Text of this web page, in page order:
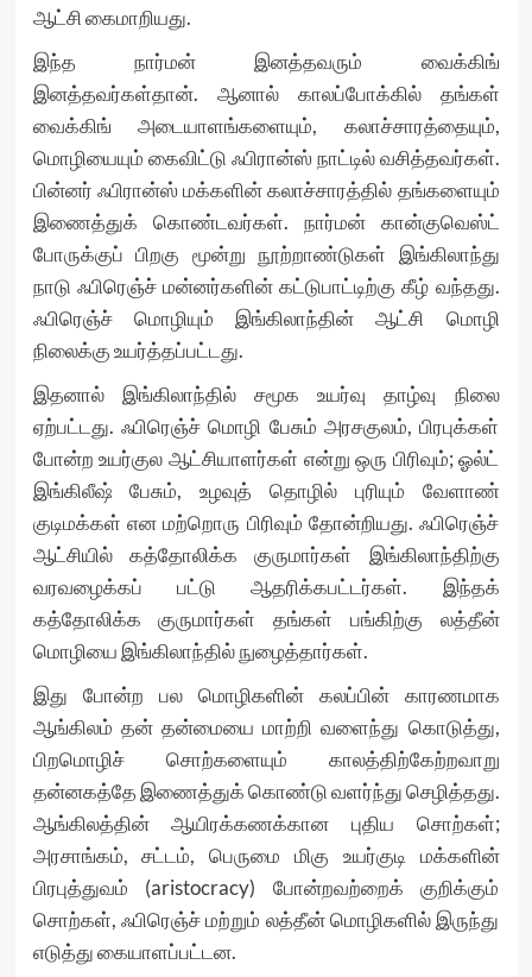
ஆட்சி கைமாறியது.
இந்த நார்மன் இனத்தவரும் வைக்கிங்
இனத்தவர்கள்தான். ஆனால் காலப்போக்கில் தங்கள்
வைக்கிங் அடையாளங்களையும், கலாச்சாரத்தையும்,
மொழியையும் கைவிட்டு ஃபிரான்ஸ் நாட்டில் வசித்தவர்கள்.
பின்னர் ஃபிரான்ஸ் மக்களின் கலாச்சாரத்தில் தங்களையும்
இணைத்துக் கொண்டவர்கள். நார்மன் கான்குவெஸ்ட்
போருக்குப் பிறகு மூன்று நூற்றாண்டுகள் இங்கிலாந்து
நாடு ஃபிரெஞ்ச் மன்னர்களின் கட்டுபாட்டிற்கு கீழ் வந்தது.
ஃபிரெஞ்ச் மொழியும் இங்கிலாந்தின் ஆட்சி மொழி
நிலைக்கு உயர்த்தப்பட்டது.
இதனால் இங்கிலாந்தில் சமூக உயர்வு தாழ்வு நிலை
ஏற்பட்டது. ஃபிரெஞ்ச் மொழி பேசும் அரசகுலம், பிரபுக்கள்
போன்ற உயர்குல ஆட்சியாளர்கள் என்று ஒரு பிரிவும்; ஓல்ட்
இங்கிலீஷ் பேசும், உழவுத் தொழில் புரியும் வேளாண்
குடிமக்கள் என மற்றொரு பிரிவும் தோன்றியது. ஃபிரெஞ்ச்
ஆட்சியில் கத்தோலிக்க குருமார்கள் இங்கிலாந்திற்கு
வரவழைக்கப் பட்டு ஆதரிக்கபட்டர்கள். இந்தக்
கத்தோலிக்க குருமார்கள் தங்கள் பங்கிற்கு லத்தீன்
மொழியை இங்கிலாந்தில் நுழைத்தார்கள்.
இது போன்ற பல மொழிகளின் கலப்பின் காரணமாக
ஆங்கிலம் தன் தன்மையை மாற்றி வளைந்து கொடுத்து,
பிறமொழிச் சொற்களையும் காலத்திற்கேற்றவாறு
தன்னகத்தே இணைத்துக் கொண்டு வளர்ந்து செழித்தது.
ஆங்கிலத்தின் ஆயிரக்கணக்கான புதிய சொற்கள்;
அரசாங்கம், சட்டம், பெருமை மிகு உயர்குடி மக்களின்
பிரபுத்துவம் (aristocracy) போன்றவற்றைக் குறிக்கும்
சொற்கள், ஃபிரெஞ்ச் மற்றும் லத்தீன் மொழிகளில் இருந்து
எடுத்து கையாளப்பட்டன.